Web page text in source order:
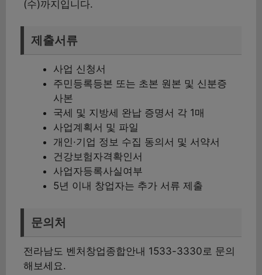
(수)까지입니다.
제출서류
사업 신청서
주민등록등본 또는 초본 원본 및 신분증
사본
국세 및 지방세 완납 증명서 각 1매
사업계획서 및 파일
개인·기업 정보 수집 동의서 및 서약서
건강보험자격확인서
사업자등록사실여부
5년 이내 창업자는 추가 서류 제출
문의처
전라남도 벤처창업종합안내 1533-3330로 문의
해보세요.